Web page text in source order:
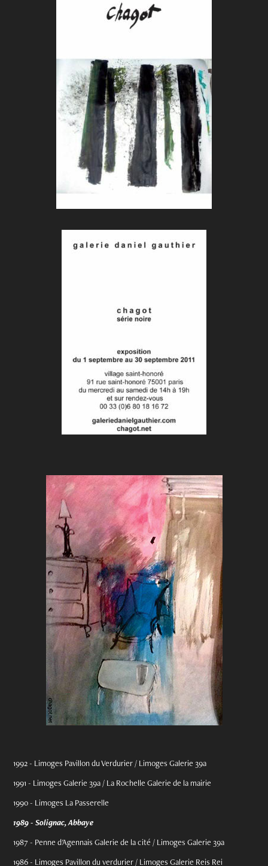
1992 - Limoges Pavillon du Verdurier / Limoges Galerie 39a
1991 - Limoges Galerie 39a / La Rochelle Galerie de la mairie
1990 - Limoges La Passerelle
1989 - Solignac, Abbaye
1987 - Penne d'Agennais Galerie de la cité / Limoges Galerie 39a
1986 - Limoges Pavillon du verdurier / Limoges Galerie Reis Rei